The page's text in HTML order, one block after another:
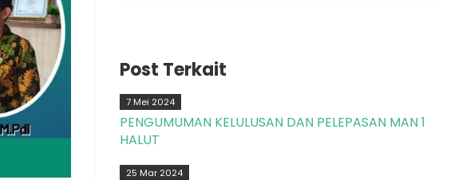
Post Terkait
7 Mei 2024
PENGUMUMAN KELULUSAN DAN PELEPASAN MAN 1
HALUT
25 Mar 2024